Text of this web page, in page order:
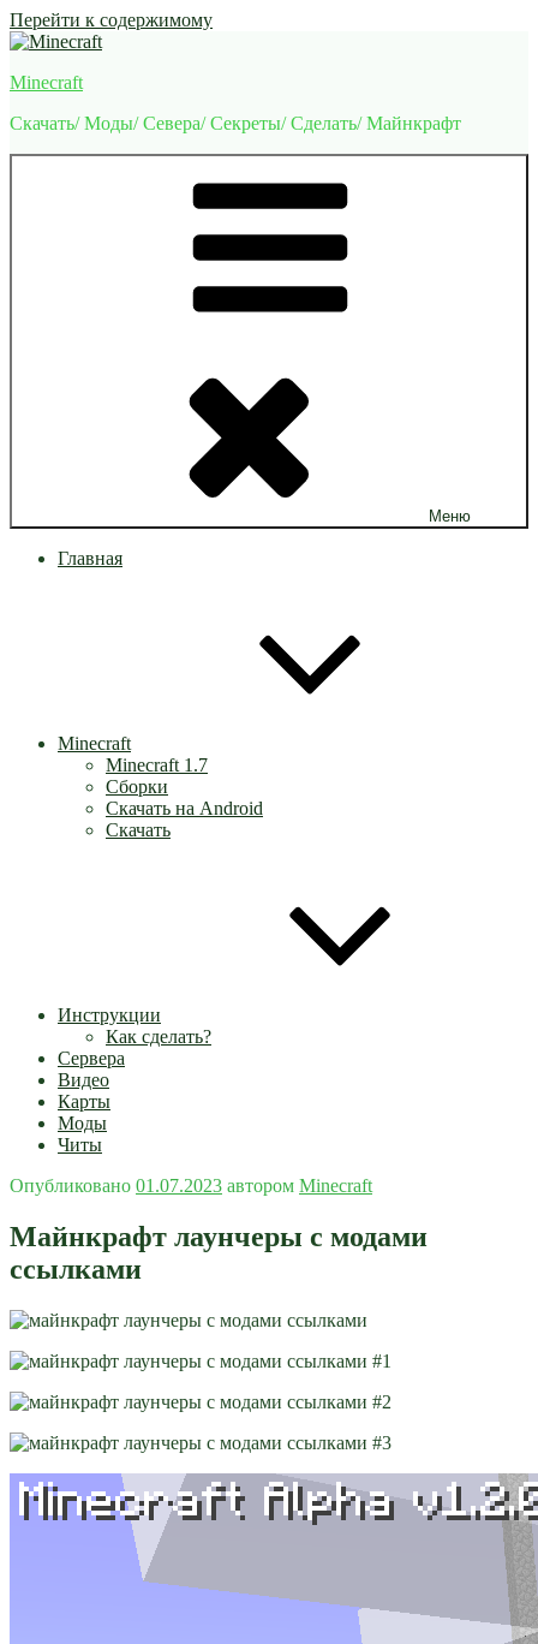
Перейти к содержимому
Minecraft
Скачать/ Моды/ Севера/ Секреты/ Сделать/ Майнкрафт
Меню
Главная
Minecraft
Minecraft 1.7
Сборки
Скачать на Android
Скачать
Инструкции
Как сделать?
Сервера
Видео
Карты
Моды
Читы
Опубликовано 01.07.2023 автором Minecraft
Майнкрафт лаунчеры с модами
ссылками